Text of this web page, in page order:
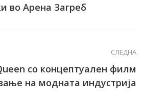
во Арена Загреб
СЛЕДНА
со концептуален филм
на модната индустрија